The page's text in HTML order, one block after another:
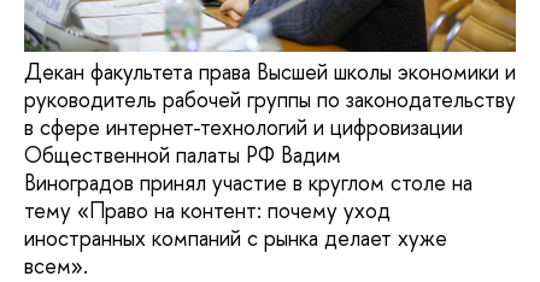
Декан факультета права Высшей школы экономики и
руководитель рабочей группы по законодательству
в сфере интернет-технологий и цифровизации
Общественной палаты РФ Вадим
Виноградов принял участие в круглом столе на
тему «Право на контент: почему уход
иностранных компаний с рынка делает хуже
всем».